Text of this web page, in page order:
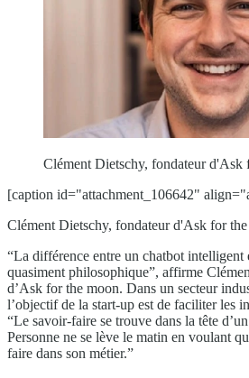
Clément Dietschy, fondateur d'Ask
[caption id="attachment_106642"
Clément Dietschy, fondateur d'Ask for
“La différence entre un chatbot intelligent
quasiment philosophique”, affirme
d’Ask for the moon. Dans un secteur
l’objectif de la start-up est de faciliter les
“Le savoir-faire se trouve dans la tête
Personne ne se lève le matin en voulant
faire dans son métier.”